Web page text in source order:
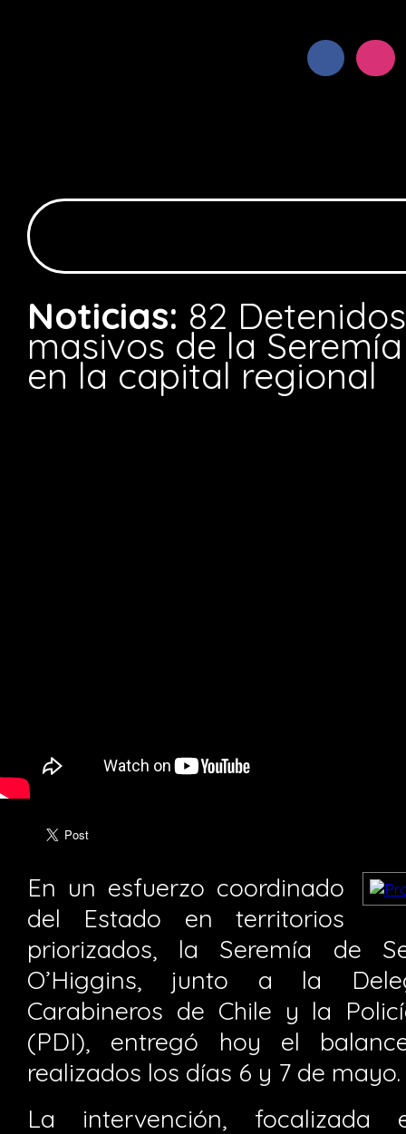
Noticias: 82
masivos de la
en la capital regional
En un esfuerzo coordinado
del Estado en territorios
priorizados, la Seremía de
O’Higgins, junto a la
Carabineros de Chile y la
(PDI), entregó hoy el
realizados los días 6 y 7 de mayo.
La intervención,